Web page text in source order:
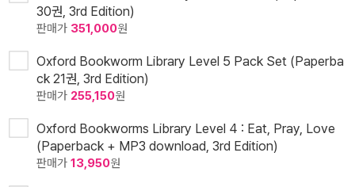
30권, 3rd Edition)
판매가 351,000원
Oxford Bookworm Library Level 5 Pack Set (Paperba
ck 21권, 3rd Edition)
판매가 255,150원
Oxford Bookworms Library Level 4 : Eat, Pray, Love
(Paperback + MP3 download, 3rd Edition)
판매가 13,950원